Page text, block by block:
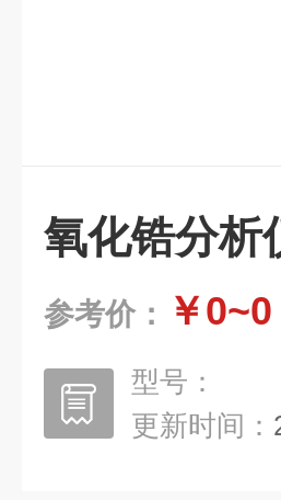
氧化锆分析
参考价： ￥0~0
型号：
更新时间：